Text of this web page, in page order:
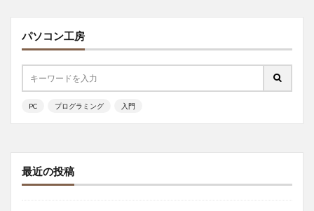
パソコン工房
PC プログラミング 入門
最近の投稿